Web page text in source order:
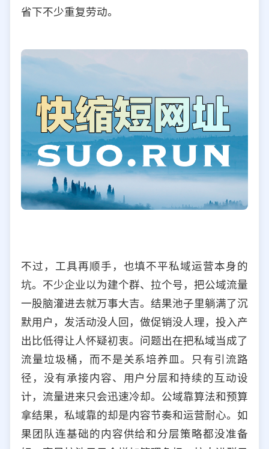
省下不少重复劳动。
不过，工具再顺手，也填不平私域运营本身的
坑。不少企业以为建个群、拉个号，把公域流量
一股脑灌进去就万事大吉。结果池子里躺满了沉
默用户，发活动没人回，做促销没人理，投入产
出比低得让人怀疑初衷。问题出在把私域当成了
流量垃圾桶，而不是关系培养皿。只有引流路
径，没有承接内容、用户分层和持续的互动设
计，流量进来只会迅速冷却。公域靠算法和预算
拿结果，私域靠的却是内容节奏和运营耐心。如
果团队连基础的内容供给和分层策略都没准备